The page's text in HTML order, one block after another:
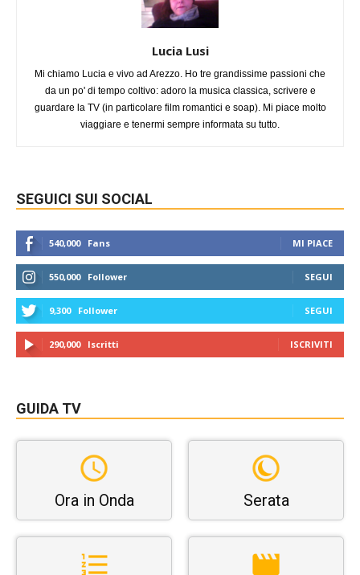
Lucia Lusi
Mi chiamo Lucia e vivo ad Arezzo. Ho tre grandissime passioni che
da un po' di tempo coltivo: adoro la musica classica, scrivere e
guardare la TV (in particolare film romantici e soap). Mi piace molto
viaggiare e tenermi sempre informata su tutto.
SEGUICI SUI SOCIAL
540,000 Fans MI PIACE
550,000 Follower SEGUI
9,300 Follower SEGUI
290,000 Iscritti ISCRIVITI
GUIDA TV
Ora in Onda Serata